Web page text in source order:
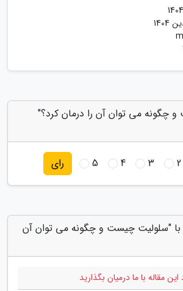
چگونه می توان آن را درمان کرد؟"
2
3
4
5 رای
با "سلولیت چیست و چگونه می توان آن
مقاله با ما درمیان بگذارید